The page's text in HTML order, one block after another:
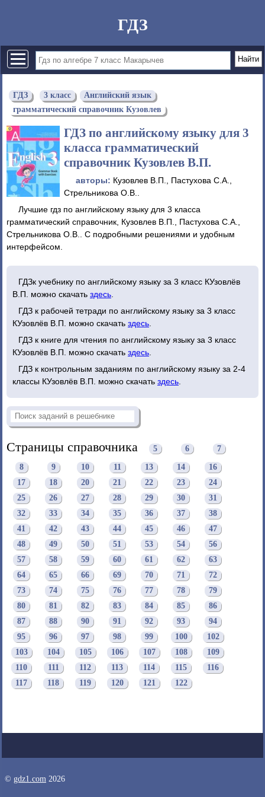
ГДЗ
ГДЗ 3 класс
Английский язык
грамматический справочник Кузовлев
ГДЗ по английскому языку для 3
класса грамматический
справочник Кузовлев В.П.
авторы: Кузовлев В.П., Пастухова С.А.,
Стрельникова О.В..
Лучшие гдз по английскому языку для 3 класса
грамматический справочник, Кузовлев В.П., Пастухова С.А.,
Стрельникова О.В.. С подробными решениями и удобным
интерфейсом.
ГДЗк учебнику по английскому языку за 3 класс КУзовлёв
В.П. можно скачать здесь
ГДЗ к рабочей тетради по английскому языку за 3 класс
КУзовлёв В.П. можно скачать здесь
ГДЗ к книге для чтения по английскому языку за 3 класс
КУзовлёв В.П. можно скачать здесь
ГДЗ к контрольным заданиям по английскому языку за 2-4
классы КУзовлёв В.П. можно скачать здесь
Страницы справочника 5 6 7
8 9 10 11 13 14
16
17
18 20 21 22 23
24
25
26 27 28 29 30
31
32
33 34 35 36 37
38
41
42 43 44 45 46
47
48
49 50 51 53 54
56
57
58 59 60 61 62
63
64
65 66 69 70 71
72
73
74 75 76 77 78
79
80
81 82 83 84 85
86
87
88 90 91 92 93
94
95
96 97 98 99 100
102
103
104 105 106 107 108
109
110
111 112 113 114 115
116
117
118 119 120 121 122
© gdz1.com 2026